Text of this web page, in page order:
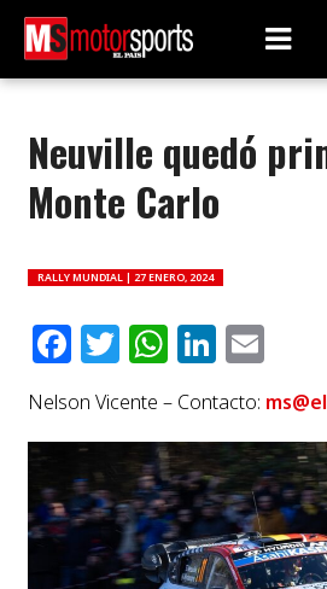
Neuville quedó
Monte Carlo
RALLY MUNDIAL | 27 ENERO, 2024
Facebook
Twitter
Nelson Vicente – Contacto: